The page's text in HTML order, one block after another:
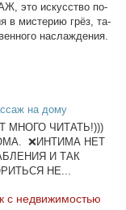
это ис­кус­ство по­
в ми­сте­рию грёз, та­
на­сла­жде­ния.
на дому
МНОГО ЧИТАТЬ!)))
❌ИНТИМА НЕТ
И ТАК
НЕ...
с недви­жи­мо­стью